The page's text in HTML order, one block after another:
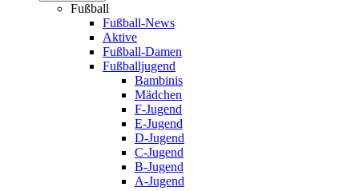
Fußball
Fußball-News
Aktive
Fußball-Damen
Fußballjugend
Bambinis
Mädchen
F-Jugend
E-Jugend
D-Jugend
C-Jugend
B-Jugend
A-Jugend